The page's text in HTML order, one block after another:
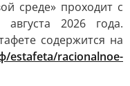
среде» проходит с
2026 года.
содержится на
racionalnoe-